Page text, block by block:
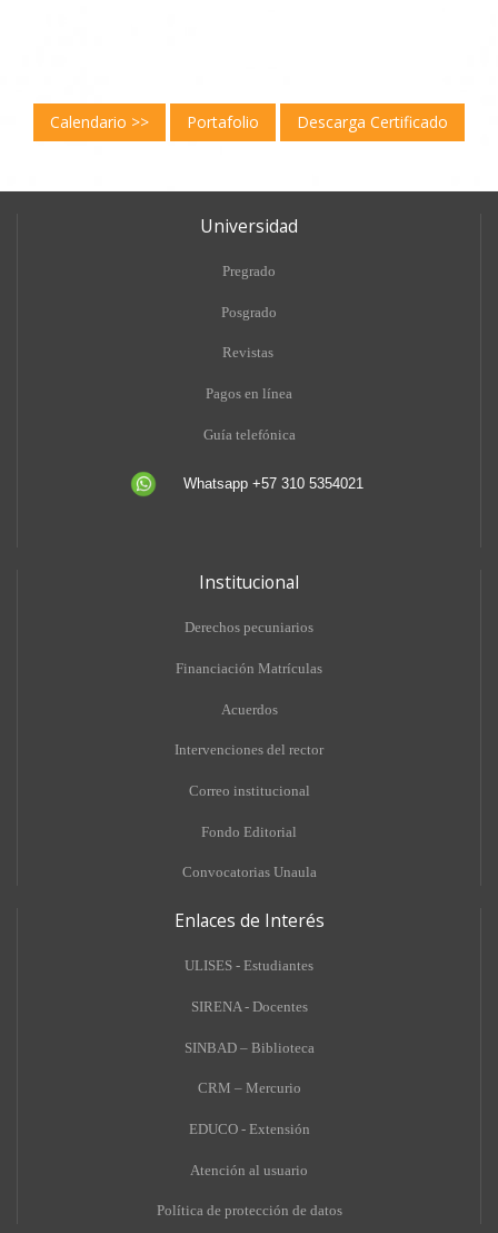
Calendario >> Portafolio Descarga Certificado
Universidad
Pregrado
Posgrado
Revistas
Pagos en línea
Guía telefónica
Whatsapp +57 310 5354021
Institucional
Derechos pecuniarios
Financiación Matrículas
Acuerdos
Intervenciones del rector
Correo institucional
Fondo Editorial
Convocatorias Unaula
Enlaces de Interés
ULISES - Estudiantes
SIRENA - Docentes
SINBAD – Biblioteca
CRM – Mercurio
EDUCO - Extensión
Atención al usuario
Política de protección de datos